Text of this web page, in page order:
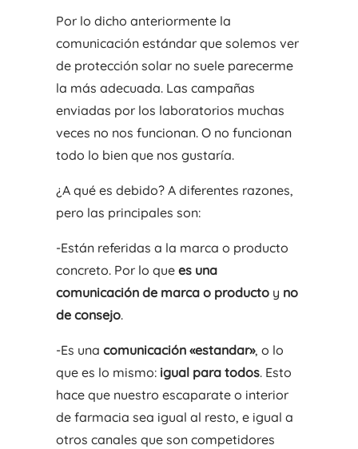
Por lo dicho anteriormente la
comunicación estándar que solemos ver
de protección solar no suele parecerme
la más adecuada. Las campañas
enviadas por los laboratorios muchas
veces no nos funcionan. O no funcionan
todo lo bien que nos gustaría.
¿A qué es debido? A diferentes razones,
pero las principales son:
-Están referidas a la marca o producto
concreto. Por lo que es una
comunicación de marca o productoy no
de consejo.
-Es una comunicación «estandar», o lo
que es lo mismo: igual para todos. Esto
hace que nuestro escaparate o interior
de farmacia sea igual al resto, e igual a
otros canales que son competidores